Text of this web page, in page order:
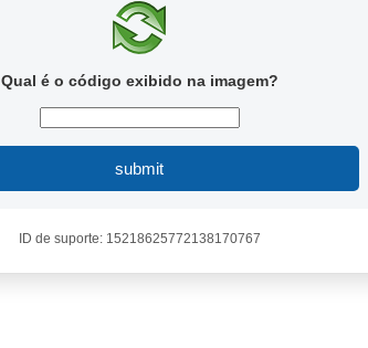
Qual é o código exibido na imagem?
submit
ID de suporte: 15218625772138170767